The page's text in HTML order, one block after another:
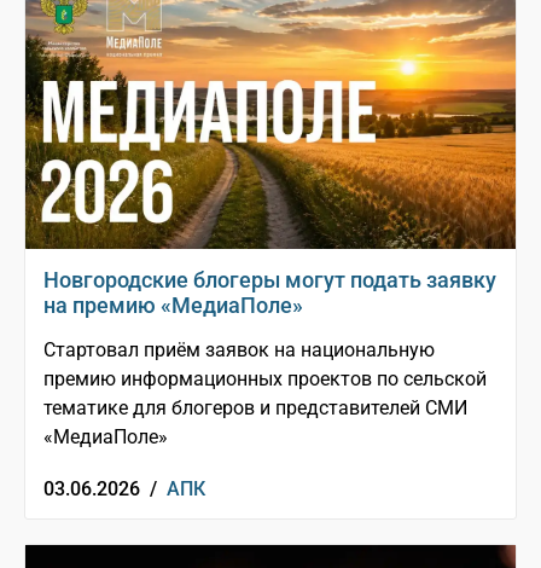
Новгородские блогеры могут подать заявку
на премию «МедиаПоле»
Стартовал приём заявок на национальную
премию информационных проектов по сельской
тематике для блогеров и представителей СМИ
«МедиаПоле»
03.06.2026 / АПК